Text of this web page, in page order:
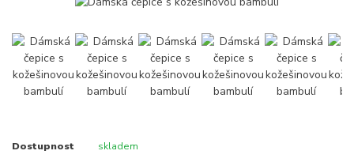
Dostupnost skladem